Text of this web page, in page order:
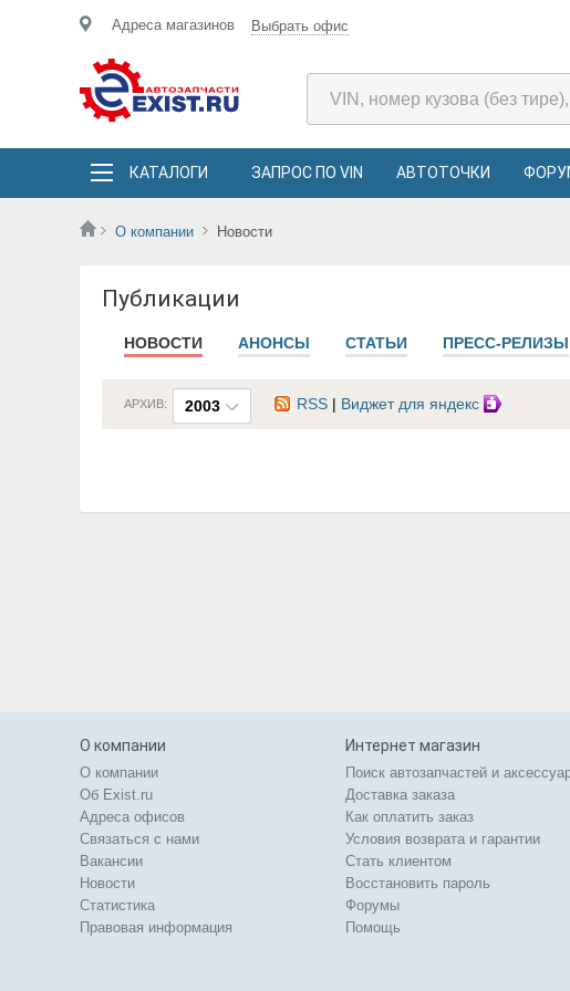
Адреса магазинов Выбрать офис
КАТАЛОГИ ЗАПРОС ПО VIN АВТОТОЧКИ
О компании Новости
Публикации
НОВОСТИ АНОНСЫ СТАТЬИ ПРЕСС-РЕЛИЗЫ
2003
АРХИВ: RSS | Виджет для яндекс
О компании
О компании
Об Exist.ru
Адреса офисов
Связаться с нами
Вакансии
Новости
Статистика
Правовая информация
Интернет магазин
Поиск автозапчастей и
Доставка заказа
Как оплатить заказ
Условия возврата и гарантии
Стать клиентом
Восстановить пароль
Форумы
Помощь